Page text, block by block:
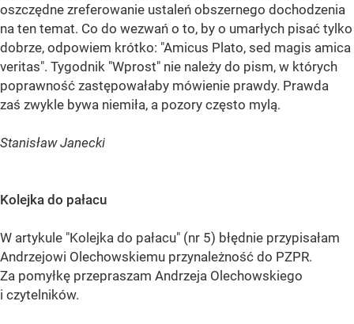
oszczędne zreferowanie ustaleń obszernego dochodzenia
na ten temat. Co do wezwań o to, by o umarłych pisać tylko
dobrze, odpowiem krótko: "Amicus Plato, sed magis amica
veritas". Tygodnik "Wprost" nie należy do pism, w których
poprawność zastępowałaby mówienie prawdy. Prawda
zaś zwykle bywa niemiła, a pozory często mylą.
Stanisław Janecki
Kolejka do pałacu
W artykule "Kolejka do pałacu" (nr 5) błędnie przypisałam
Andrzejowi Olechowskiemu przynależność do PZPR.
Za pomyłkę przepraszam Andrzeja Olechowskiego
i czytelników.